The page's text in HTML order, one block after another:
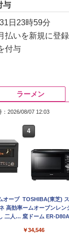
与
日23時59分
払いを新規に登
付与
たこ
洗米
4
by Amazon 新潟
新潟のお米 無洗
￥3,274
ントリ
イボー
4
トリスウイスキー
4000ml サントリ
容量 4リットル
￥4,345
ラーメン
レギュ
ップ麺
4
カップヌードル カ
ヌードルPRO シ
ドヌードル 高たん
￥3,248
：2026/08/07 12:03
オーブ
高効率
二人暮
4
TOSHIBA(東芝)
ームオーブンレン
窯ドーム ER-
￥34,546